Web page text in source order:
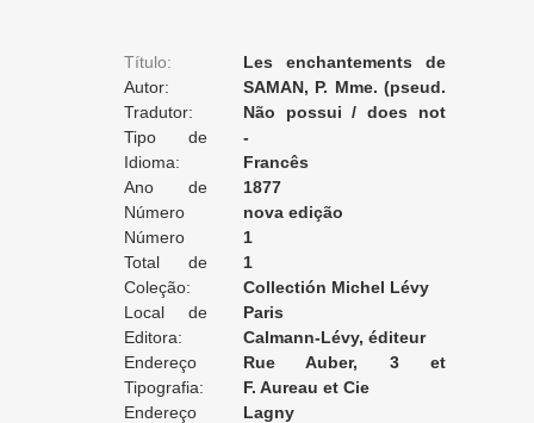
Título:
Les enchantements de
Prudence
Autor:
SAMAN, P. Mme. (pseud.
de Hortensia Allart)
Tradutor:
Não possui / does not
apply / ne posséde pas
Tipo de
Tradução:
-
Idioma:
Francês
Ano de
Edição:
1877
Número
da Edição:
nova edição
Número
do Volume:
1
Total de
Volumes:
1
Coleção:
Collectión Michel Lévy
Local de
Edição:
Paris
Editora:
Calmann-Lévy, éditeur
Endereço
da Editora:
Rue Auber, 3 et
Boulevard des Italiens, 15
Tipografia:
F. Aureau et Cie
Endereço
Lagny